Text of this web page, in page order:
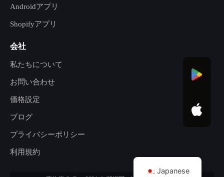
Androidアプリ
Shopifyアプリ
会社
私たちについて
お問い合わせ
価格設定
ブログ
プライバシーポリシー
利用規約
Japanese